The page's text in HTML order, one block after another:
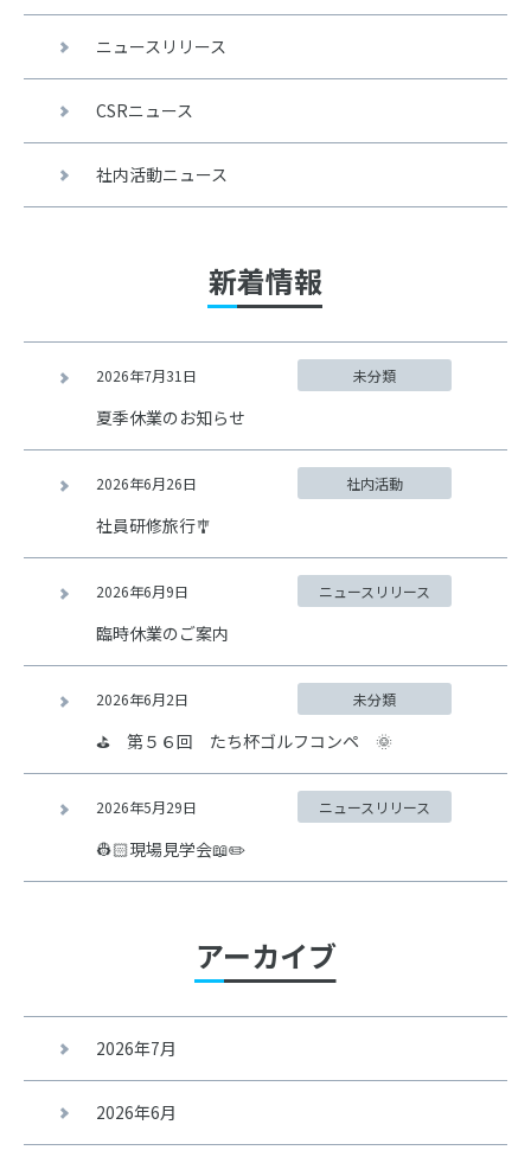
ニュースリリース
CSRニュース
社内活動ニュース
新着情報
2026年7月31日 未分類
夏季休業のお知らせ
2026年6月26日 社内活動
社員研修旅行🎐
2026年6月9日 ニュースリリース
臨時休業のご案内
2026年6月2日 未分類
⛳ 第５６回 たち杯ゴルフコンペ 🌞
2026年5月29日 ニュースリリース
👷🏻現場見学会📖✏️
アーカイブ
2026年7月
2026年6月